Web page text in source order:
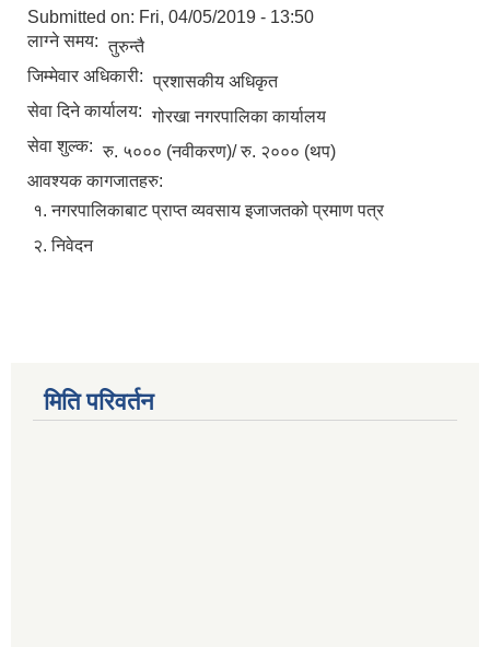
Submitted on: Fri, 04/05/2019 - 13:50
लाग्ने समय: तुरुन्तै
जिम्मेवार अधिकारी: प्रशासकीय अधिकृत
सेवा दिने कार्यालय: गोरखा नगरपालिका कार्यालय
सेवा शुल्क: रु. ५००० (नवीकरण)/ रु. २००० (थप)
आवश्यक कागजातहरु:
१. नगरपालिकाबाट प्राप्त व्यवसाय इजाजतको प्रमाण पत्र
२. निवेदन
मिति परिवर्तन